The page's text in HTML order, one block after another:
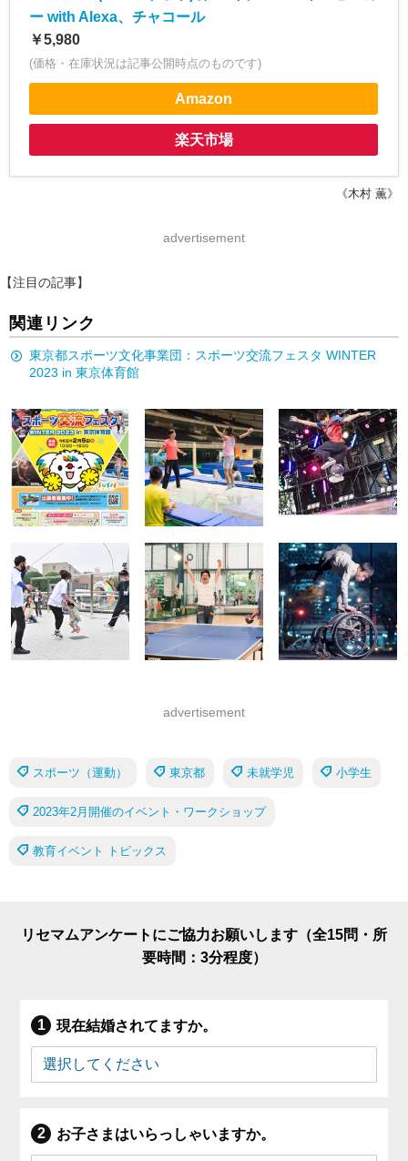
ー with Alexa、チャコール
￥5,980
(価格・在庫状況は記事公開時点のものです)
Amazon
楽天市場
《木村 薫》
advertisement
【注目の記事】
関連リンク
東京都スポーツ文化事業団：スポーツ交流フェスタ WINTER
2023 in 東京体育館
advertisement
スポーツ（運動） 東京都 未就学児 小学生
2023年2月開催のイベント・ワークショップ
教育イベント トピックス
リセマムアンケートにご協力お願いします（全15問・所
要時間：3分程度）
現在結婚されてますか。
お子さまはいらっしゃいますか。